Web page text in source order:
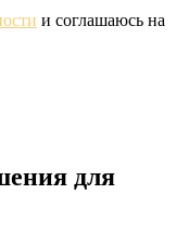
и соглашаюсь на
для